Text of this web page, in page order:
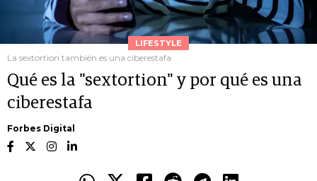
LIFESTYLE
La sextortion también es una ciberestafa
Qué es la "sextortion" y por qué es una
ciberestafa
Forbes Digital